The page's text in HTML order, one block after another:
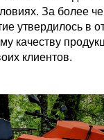
За более
утвердилось в
качеству
клиентов.